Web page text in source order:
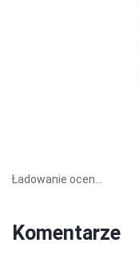
Ładowanie ocen...
Komentarze